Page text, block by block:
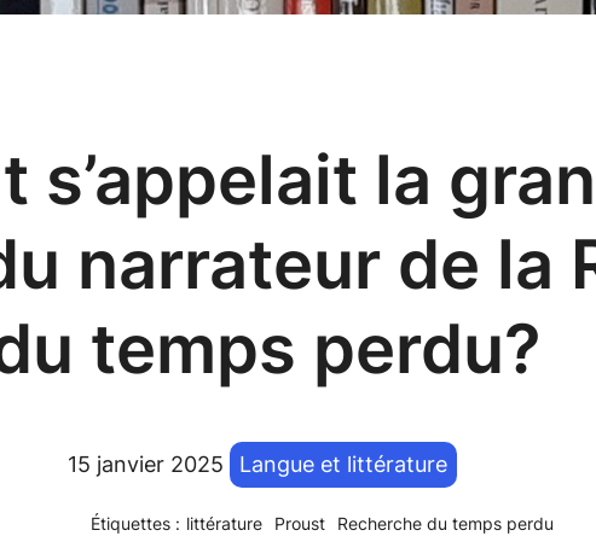
s’appelait la
narrateur de la
temps perdu?
15 janvier 2025 Langue et littérature
Étiquettes : littérature Proust Recherche du temps perdu